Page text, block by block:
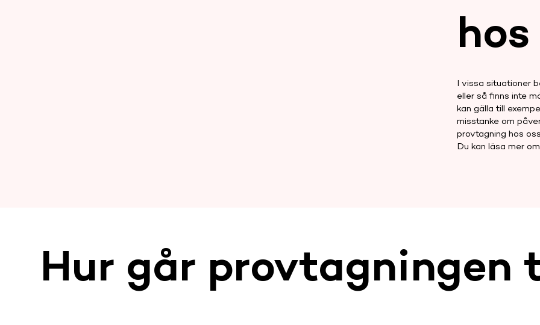
Hur går provtagningen
hos
I vissa situationer
eller så finns inte
kan gälla till
misstanke om
provtagning hos
Du kan läsa mer